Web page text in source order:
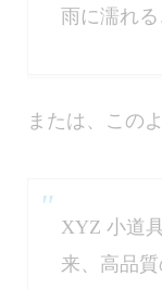
雨に濡れる
または、この
XYZ 小道
来、高品